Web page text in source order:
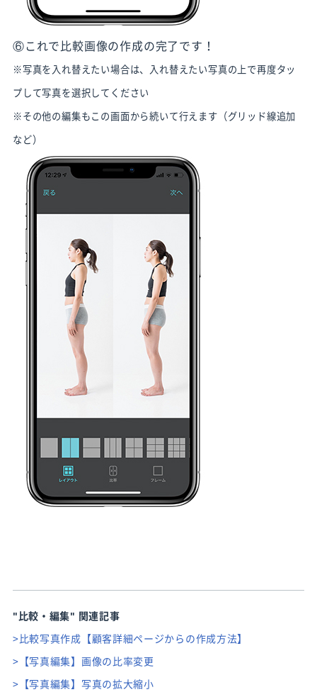
⑥これで比較画像の作成の完了です！
※写真を入れ替えたい場合は、入れ替えたい写真の上で再度タッ
プして写真を選択してください
※その他の編集もこの画面から続いて行えます（グリッド線追加
など）
"比較・編集" 関連記事
>比較写真作成【顧客詳細ページからの作成方法】
>【写真編集】画像の比率変更
>【写真編集】写真の拡大縮小